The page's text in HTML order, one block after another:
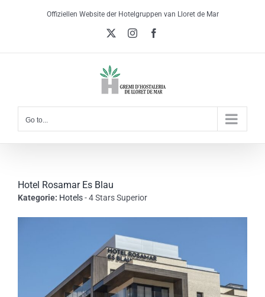
Offiziellen Website der Hotelgruppen van Lloret de Mar
Instagram
Go to...
Hotel Rosamar Es Blau
Kategorie: Hotels- 4 Stars Superior